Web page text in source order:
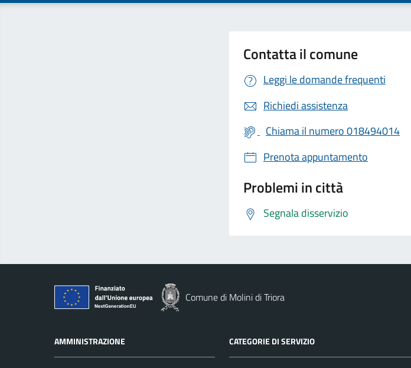
Contatta il comune
Leggi le domande frequenti
Richiedi assistenza
Chiama il numero 018494014
Prenota appuntamento
Problemi in città
Segnala disservizio
Comune di Molini di Triora
AMMINISTRAZIONE CATEGORIE DI SERVIZIO